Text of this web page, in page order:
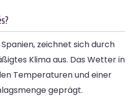
zeichnet sich durch
Klima aus. Das Wetter in
Temperaturen und einer
geprägt.